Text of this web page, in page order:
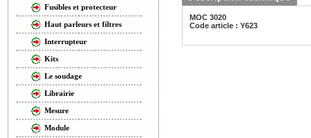
Fusibles et protecteur
Haut parleurs et filtres
Interrupteur
Kits
Le soudage
Librairie
Mesure
Module
MOC 3020
Code article : Y623